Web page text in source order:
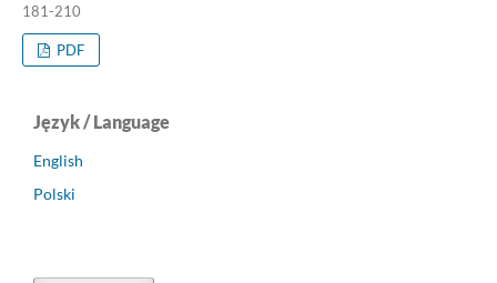
181-210
PDF
Język / Language
English
Polski